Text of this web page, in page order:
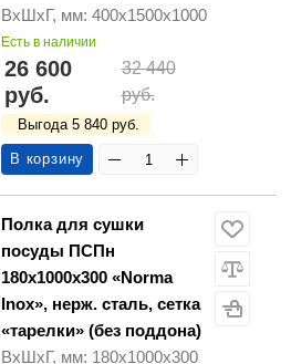
ВхШхГ, мм: 400х1500х1000
Есть в наличии
26 600
руб.
32 440
руб.
Выгода 5 840 руб.
В корзину
Полка для сушки
посуды ПСПн
180х1000х300 «Norma
Inox», нерж. сталь, сетка
«тарелки» (без поддона)
ВхШхГ, мм: 180х1000х300